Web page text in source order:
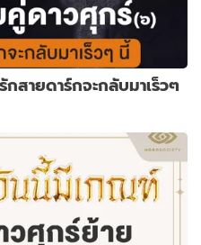
สายดาร์กจะกลับมาเร็วๆ